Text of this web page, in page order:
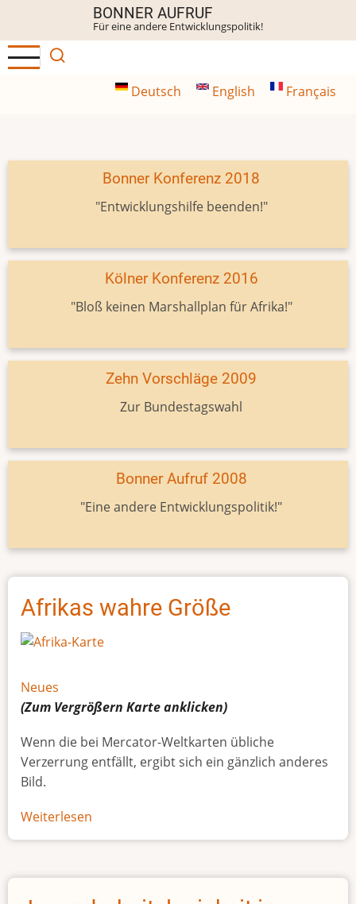
Inhalt
BONNER AUFRUF
Für eine andere Entwicklungspolitik!
Deutsch English Français
Bonner Konferenz 2018
"Entwicklungshilfe beenden!"
Kölner Konferenz 2016
"Bloß keinen Marshallplan für Afrika!"
Zehn Vorschläge 2009
Zur Bundestagswahl
Bonner Aufruf 2008
"Eine andere Entwicklungspolitik!"
Afrikas wahre Größe
Neues
(Zum Vergrößern Karteanklicken)
Wenn die bei Mercator-Weltkarten übliche
Verzerrung entfällt, ergibt sich ein gänzlich anderes
Bild.
Weiterlesen
Afrikas
Größe